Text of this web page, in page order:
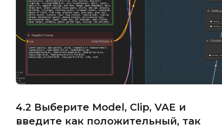
4.2 Выберите Model, Clip, VAE и
введите как положительный, так